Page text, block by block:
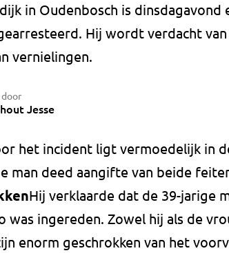
in Oudenbosch is dinsdagavond
Hij wordt verdacht
vernielingen.
door
Jesse
het incident ligt vermoedelijk in
man deed aangifte van beide
Hij verklaarde dat de 39-jarige
was ingereden. Zowel hij als de
enorm geschrokken van het